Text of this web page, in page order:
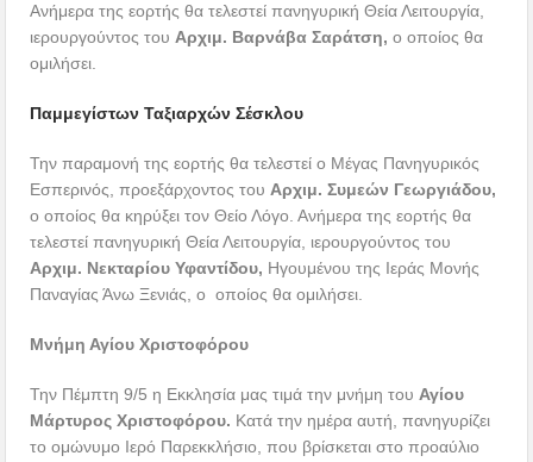
Ανήμερα της εορτής θα τελεστεί πανηγυρική Θεία Λειτουργία,
ιερουργούντος του Αρχιμ. Βαρνάβα Σαράτση, ο οποίος θα
ομιλήσει.
Παμμεγίστων Ταξιαρχών Σέσκλου
Την παραμονή της εορτής θα τελεστεί ο Μέγας Πανηγυρικός
Εσπερινός, προεξάρχοντος του Αρχιμ. Συμεών Γεωργιάδου,
ο οποίος θα κηρύξει τον Θείο Λόγο. Ανήμερα της εορτής θα
τελεστεί πανηγυρική Θεία Λειτουργία, ιερουργούντος του
Αρχιμ. Νεκταρίου Υφαντίδου, Ηγουμένου της Ιεράς Μονής
Παναγίας Άνω Ξενιάς, ο οποίος θα ομιλήσει.
Μνήμη Αγίου Χριστοφόρου
Την Πέμπτη 9/5 η Εκκλησία μας τιμά την μνήμη του Αγίου
Μάρτυρος Χριστοφόρου. Κατά την ημέρα αυτή, πανηγυρίζει
το ομώνυμο Ιερό Παρεκκλήσιο, που βρίσκεται στο προαύλιο